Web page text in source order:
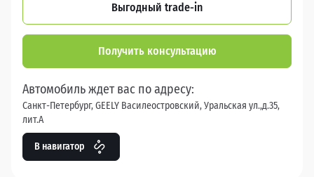
Выгодный trade-in
Получить консультацию
Автомобиль ждет вас по адресу:
Санкт-Петербург, GEELY Василеостровский, Уральская ул.,д.35,
лит.А
В навигатор